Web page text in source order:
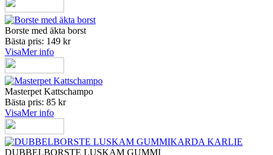
Borste med äkta borst
Bästa pris: 149 kr
VisaMer info
Masterpet Kattschampo
Bästa pris: 85 kr
VisaMer info
DUBBELBORSTE LUSKAM GUMMI